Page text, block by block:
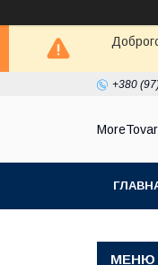
+380